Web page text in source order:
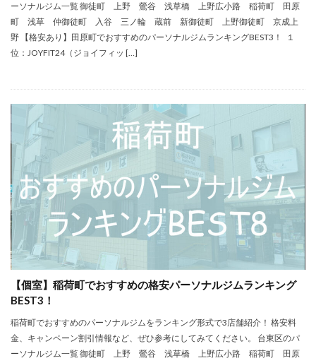
ーソナルジム一覧 御徒町 上野 鶯谷 浅草橋 上野広小路 稲荷町 田原
町 浅草 仲御徒町 入谷 三ノ輪 蔵前 新御徒町 上野御徒町 京成上
野 【格安あり】田原町でおすすめのパーソナルジムランキングBEST3！ １
位：JOYFIT24（ジョイフィッ […]
【個室】稲荷町でおすすめの格安パーソナルジムランキング
BEST3！
稲荷町でおすすめのパーソナルジムをランキング形式で3店舗紹介！ 格安料
金、キャンペーン割引情報など、ぜひ参考にしてみてください。 台東区のパ
ーソナルジム一覧 御徒町 上野 鶯谷 浅草橋 上野広小路 稲荷町 田原